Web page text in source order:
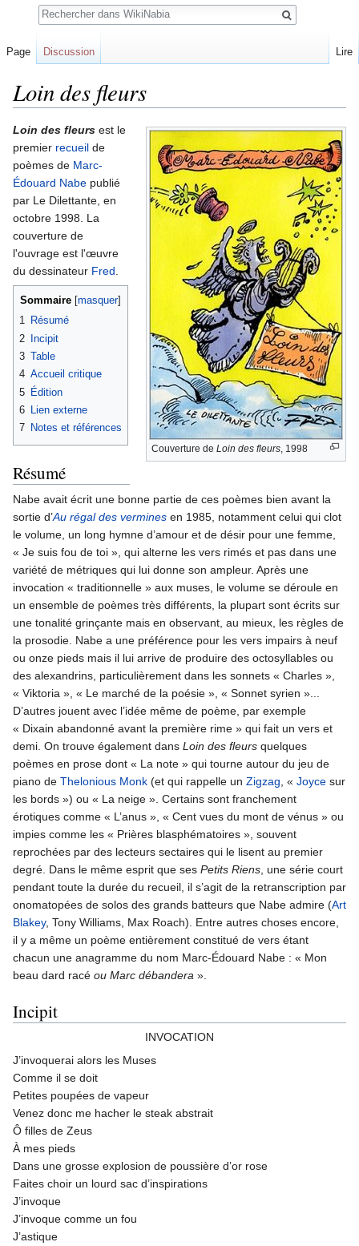
Loin des fleurs
Sauter
à
la
navigation
Sauter
à
la
recherche
Couverture de Loin des fleurs, 1998
Loin des fleurs est le
premier recueil de
poèmes de Marc-
Édouard Nabe publié
par Le Dilettante, en
octobre 1998. La
couverture de
l'ouvrage est l'œuvre
du dessinateur Fred.
Sommaire
1 Résumé
2
Incipit
3 Table
4 Accueil critique
5 Édition
6 Lien externe
7 Notes et références
Résumé
Nabe avait écrit une bonne partie de ces poèmes bien avant la
sortie d’Au régal des vermines en 1985, notamment celui qui clot
le volume, un long hymne d’amour et de désir pour une femme,
« Je suis fou de toi », qui alterne les vers rimés et pas dans une
variété de métriques qui lui donne son ampleur. Après une
invocation « traditionnelle » aux muses, le volume se déroule en
un ensemble de poèmes très différents, la plupart sont écrits sur
une tonalité grinçante mais en observant, au mieux, les règles de
la prosodie. Nabe a une préférence pour les vers impairs à neuf
ou onze pieds mais il lui arrive de produire des octosyllables ou
des alexandrins, particulièrement dans les sonnets « Charles »,
« Viktoria », « Le marché de la poésie », « Sonnet syrien »...
D’autres jouent avec l’idée même de poème, par exemple
« Dixain abandonné avant la première rime » qui fait un vers et
demi. On trouve également dans Loin des fleurs quelques
poèmes en prose dont « La note » qui tourne autour du jeu de
piano de Thelonious Monk (et qui rappelle un Zigzag, « Joyce sur
les bords ») ou « La neige ». Certains sont franchement
érotiques comme « L’anus », « Cent vues du mont de vénus » ou
impies comme les « Prières blasphématoires », souvent
reprochées par des lecteurs sectaires qui le lisent au premier
degré. Dans le même esprit que ses Petits Riens, une série court
pendant toute la durée du recueil, il s’agit de la retranscription par
onomatopées de solos des grands batteurs que Nabe admire (Art
Blakey, Tony Williams, Max Roach). Entre autres choses encore,
il y a même un poème entièrement constitué de vers étant
chacun une anagramme du nom Marc-Édouard Nabe : « Mon
beau dard racé ou Marc débandera ».
Incipit
INVOCATION
J’invoquerai alors les Muses
Comme il se doit
Petites poupées de vapeur
Venez donc me hacher le steak abstrait
Ô filles de Zeus
À mes pieds
Dans une grosse explosion de poussière d’or rose
Faites choir un lourd sac d’inspirations
J’invoque
J’invoque comme un fou
J’astique
Page Discussion Lire
Rechercher